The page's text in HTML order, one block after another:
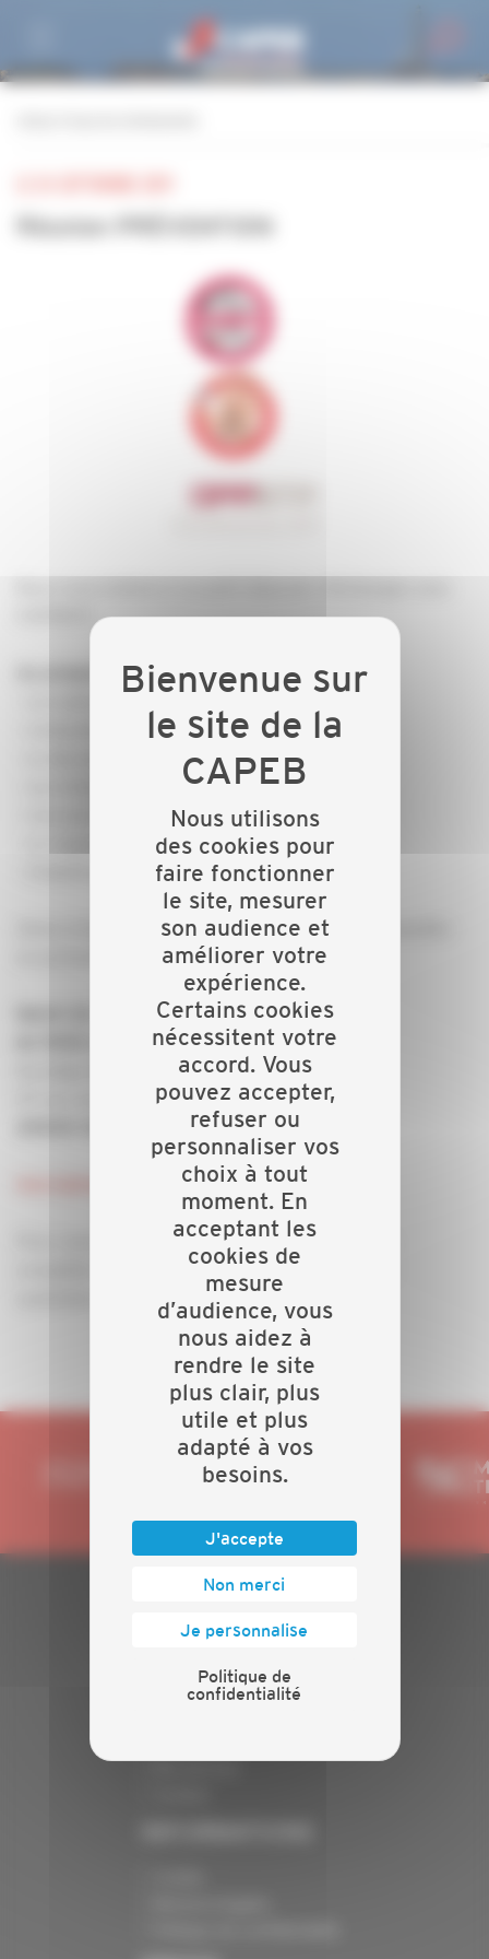
Au programme :
- Le document unique
- Les chutes de hauteur
- L'accueil d'un salarié
- Le risque chimique
- L'habilitation électrique
Venez échanger avec Jean-François CADIOU, conseiller
en prévention OPPBTP.
Mardi 24 septembre
de 9h00 à 12h00
CAPEB
37 rue Jacques Anquetil
Pour vous inscrire, cliquer sur le lien inscription,
compléter votre nom et prénom, cocher la date
souhaitée et cliquer sur enregistrer.
PLAN DU SITE
Evénements
Nous utilisons
des cookies pour
faire fonctionner
le site, mesurer
son audience et
améliorer votre
expérience.
Certains cookies
nécessitent votre
accord. Vous
pouvez accepter,
refuser ou
personnaliser vos
choix à tout
moment. En
acceptant les
cookies de
mesure
d’audience, vous
nous aidez à
rendre le site
plus clair, plus
utile et plus
adapté à vos
besoins.
J'accepte
Non merci
Je personnalise
Politique de
confidentialité